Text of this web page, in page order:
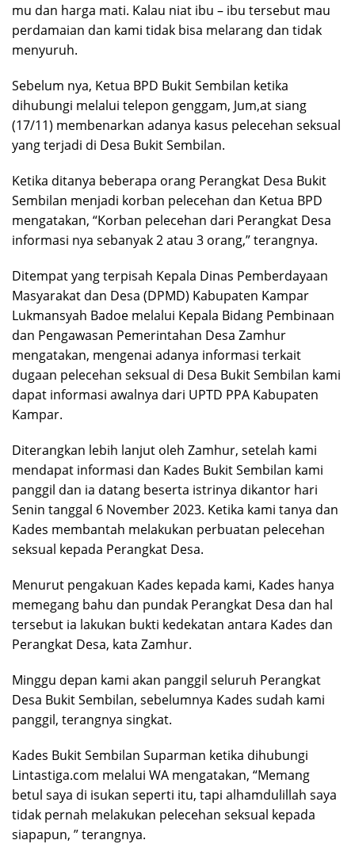
mu dan harga mati. Kalau niat ibu – ibu tersebut mau
perdamaian dan kami tidak bisa melarang dan tidak
menyuruh.
Sebelum nya, Ketua BPD Bukit Sembilan ketika
dihubungi melalui telepon genggam, Jum,at siang
(17/11) membenarkan adanya kasus pelecehan seksual
yang terjadi di Desa Bukit Sembilan.
Ketika ditanya beberapa orang Perangkat Desa Bukit
Sembilan menjadi korban pelecehan dan Ketua BPD
mengatakan, “Korban pelecehan dari Perangkat Desa
informasi nya sebanyak 2 atau 3 orang,” terangnya.
Ditempat yang terpisah Kepala Dinas Pemberdayaan
Masyarakat dan Desa (DPMD) Kabupaten Kampar
Lukmansyah Badoe melalui Kepala Bidang Pembinaan
dan Pengawasan Pemerintahan Desa Zamhur
mengatakan, mengenai adanya informasi terkait
dugaan pelecehan seksual di Desa Bukit Sembilan kami
dapat informasi awalnya dari UPTD PPA Kabupaten
Kampar.
Diterangkan lebih lanjut oleh Zamhur, setelah kami
mendapat informasi dan Kades Bukit Sembilan kami
panggil dan ia datang beserta istrinya dikantor hari
Senin tanggal 6 November 2023. Ketika kami tanya dan
Kades membantah melakukan perbuatan pelecehan
seksual kepada Perangkat Desa.
Menurut pengakuan Kades kepada kami, Kades hanya
memegang bahu dan pundak Perangkat Desa dan hal
tersebut ia lakukan bukti kedekatan antara Kades dan
Perangkat Desa, kata Zamhur.
Minggu depan kami akan panggil seluruh Perangkat
Desa Bukit Sembilan, sebelumnya Kades sudah kami
panggil, terangnya singkat.
Kades Bukit Sembilan Suparman ketika dihubungi
Lintastiga.com melalui WA mengatakan, “Memang
betul saya di isukan seperti itu, tapi alhamdulillah saya
tidak pernah melakukan pelecehan seksual kepada
siapapun, ” terangnya.